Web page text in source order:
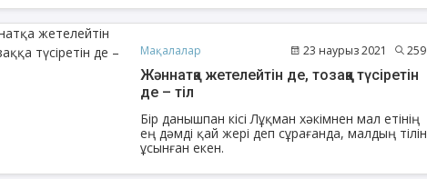
біреулер туылғанынан-ақ бай болса, енді
біреулері байлыққа Алланың берген
Расында бұл да Алланың тағдырымен
болатын заңдылық.
Мақалалар 23 наурыз 2021 259
Жәннатқа жетелейтін де, тозаққа түсіретін
де – тіл
Бір данышпан кісі Лұқман хәкімнен мал етінің
ең дәмді қай жері деп сұрағанда, малдың тілін
ұсынған екен.